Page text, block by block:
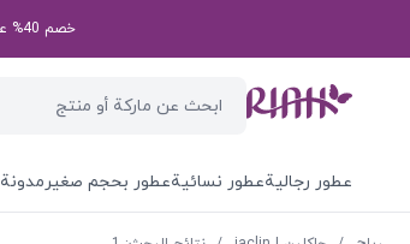
خصم 40% على العطور + خصم إضافي بقيمة 50 درهم إماراتي على طلبك الأول! رمز الخصم الخاص بك: first50aed
عطور رجاليةعطور نسائيةعطور بحجم صغيرمدونة